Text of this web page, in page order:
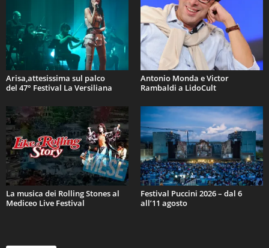
Arisa,attesissima sul palco
del 47° Festival La Versiliana
Antonio Monda e Victor
Rambaldi a LidoCult
La musica dei Rolling Stones al
Mediceo Live Festival
Festival Puccini 2026 – dal 6
all’11 agosto